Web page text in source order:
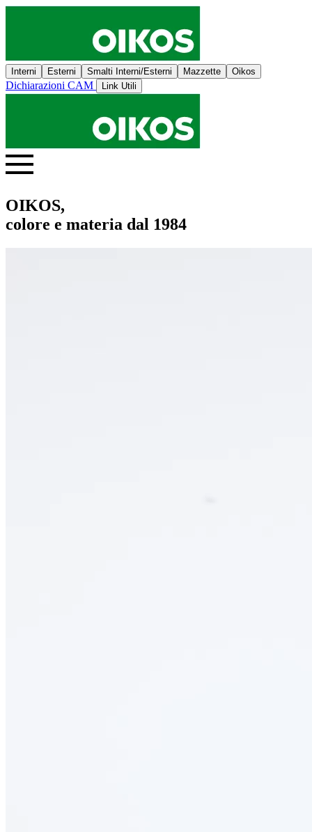
Interni Esterni Smalti Interni/Esterni Mazzette Oikos
Dichiarazioni CAM Link Utili
OIKOS,
colore e materia dal 1984